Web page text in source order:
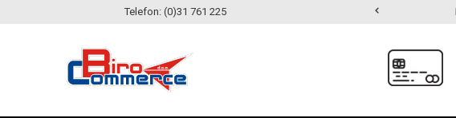
Telefon: (0)31 761 225
MOGUĆNOST ISPORUKE ZA 24H!